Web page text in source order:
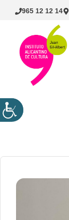
Saltar
965 12 12 14